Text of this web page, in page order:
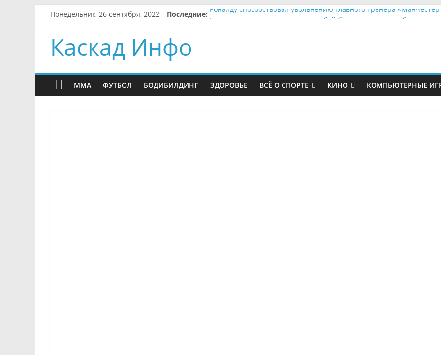
Понедельник, 26 сентября, 2022 Последние: Роналду способствовал увольнению главного тренера
Каскад Инфо
MMA ФУТБОЛ БОДИБИЛДИНГ ЗДОРОВЬЕ ВСЁ О СПОРТЕ КИНО КОМПЬЮТЕРНЫЕ